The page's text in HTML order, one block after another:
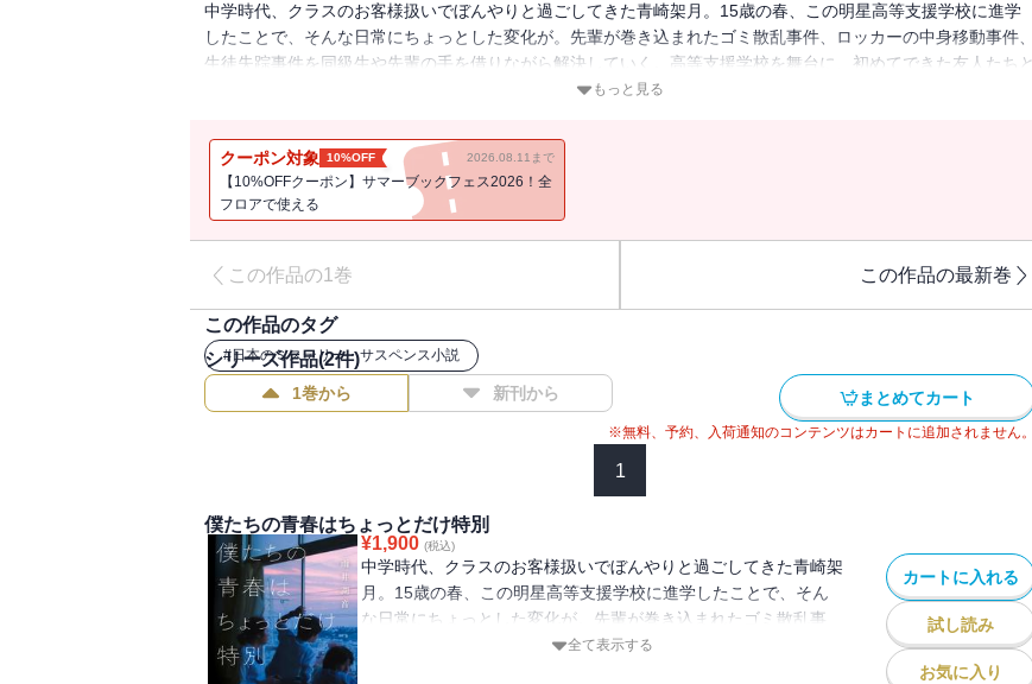
中学時代、クラスのお客様扱いでぼんやりと過ごしてきた青崎架月。15歳の春、この明星高等支援学校に進学
したことで、そんな日常にちょっとした変化が。先輩が巻き込まれたゴミ散乱事件、ロッカーの中身移動事件、
生徒失踪事件を同級生や先輩の手を借りながら解決していく。高等支援学校を舞台に、初めてできた友人たちと
の対等な付き合いに戸惑う架月の青春と、彼が出合った謎を描く連作集。「東京創元社×カクヨム 学園ミステ
もっと見る
クーポン対象 10%OFF 2026.08.11まで
【10%OFFクーポン】サマーブックフェス2026！全
フロアで使える
この作品の1巻 この作品の最新巻
この作品のタグ
#日本のミステリー・サスペンス小説
シリーズ作品(2件)
1巻から 新刊から まとめてカート
※無料、予約、入荷通知のコンテンツはカートに追加されません。
1
僕たちの青春はちょっとだけ特別
¥1,900 (税込)
中学時代、クラスのお客様扱いでぼんやりと過ごしてきた青崎架
月。15歳の春、この明星高等支援学校に進学したことで、そん
な日常にちょっとした変化が。先輩が巻き込まれたゴミ散乱事
件、ロッカーの中身移動事件、生徒失踪事件を同級生や先輩の手
全て表示する
カートに入れる
試し読み
お気に入り